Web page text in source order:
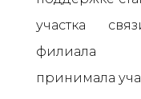
участка
филиала
принимала